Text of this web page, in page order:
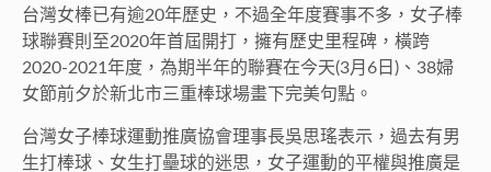
台灣女棒已有逾20年歷史，不過全年度賽事不多，女子棒
球聯賽則至2020年首屆開打，擁有歷史里程碑，橫跨
2020-2021年度，為期半年的聯賽在今天(3月6日)、38婦
女節前夕於新北市三重棒球場畫下完美句點。
台灣女子棒球運動推廣協會理事長吳思瑤表示，過去有男
生打棒球、女生打壘球的迷思，女子運動的平權與推廣是